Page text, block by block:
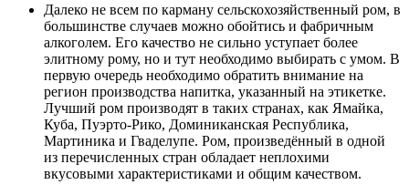
Далеко не всем по карману сельскохозяйственный ром, в
большинстве случаев можно обойтись и фабричным
алкоголем. Его качество не сильно уступает более
элитному рому, но и тут необходимо выбирать с умом. В
первую очередь необходимо обратить внимание на
регион производства напитка, указанный на этикетке.
Лучший ром производят в таких странах, как Ямайка,
Куба, Пуэрто-Рико, Доминиканская Республика,
Мартиника и Гваделупе. Ром, произведённый в одной
из перечисленных стран обладает неплохими
вкусовыми характеристиками и общим качеством.